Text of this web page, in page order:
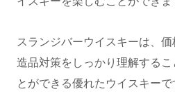
スランジバーウイスキーは、
造品対策をしっかり理解する
とができる優れたウイスキーで